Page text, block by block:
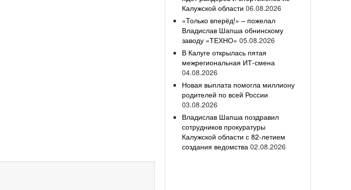
Калужской области 06.08.2026
«Только вперёд!» – пожелал
Владислав Шапша обнинскому
заводу «ТЕХНО» 05.08.2026
В Калуге открылась пятая
межрегиональная ИТ-смена
04.08.2026
Новая выплата помогла миллиону
родителей по всей России
03.08.2026
Владислав Шапша поздравил
сотрудников прокуратуры
Калужской области с 82-летием
создания ведомства 02.08.2026